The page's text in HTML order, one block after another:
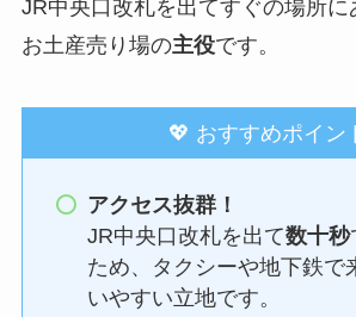
JR中央口改札を出てすぐの場所
お土産売り場の主役です。
💖 おすすめポイン
アクセス抜群！
JR中央口改札を出て数十秒
ため、タクシーや地下鉄で
いやすい立地です。